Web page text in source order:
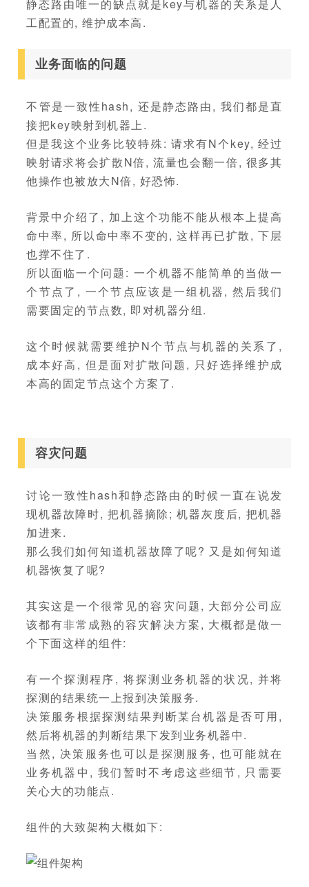
静态路由唯一的缺点就是key与机器的关系是人
工配置的, 维护成本高.
业务面临的问题
不管是一致性hash, 还是静态路由, 我们都是直
接把key映射到机器上.
但是我这个业务比较特殊: 请求有N个key, 经过
映射请求将会扩散N倍, 流量也会翻一倍, 很多其
他操作也被放大N倍, 好恐怖.
背景中介绍了, 加上这个功能不能从根本上提高
命中率, 所以命中率不变的, 这样再已扩散, 下层
也撑不住了.
所以面临一个问题: 一个机器不能简单的当做一
个节点了, 一个节点应该是一组机器, 然后我们
需要固定的节点数, 即对机器分组.
这个时候就需要维护N个节点与机器的关系了,
成本好高, 但是面对扩散问题, 只好选择维护成
本高的固定节点这个方案了.
容灾问题
讨论一致性hash和静态路由的时候一直在说发
现机器故障时, 把机器摘除; 机器灰度后, 把机器
加进来.
那么我们如何知道机器故障了呢? 又是如何知道
机器恢复了呢?
其实这是一个很常见的容灾问题, 大部分公司应
该都有非常成熟的容灾解决方案, 大概都是做一
个下面这样的组件:
有一个探测程序, 将探测业务机器的状况, 并将
探测的结果统一上报到决策服务.
决策服务根据探测结果判断某台机器是否可用,
然后将机器的判断结果下发到业务机器中.
当然, 决策服务也可以是探测服务, 也可能就在
业务机器中, 我们暂时不考虑这些细节, 只需要
关心大的功能点.
组件的大致架构大概如下: